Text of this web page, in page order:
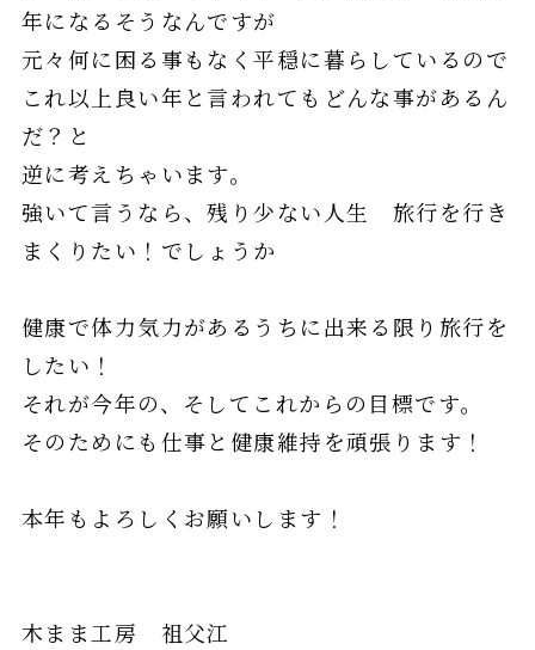
年になるそうなんですが
元々何に困る事もなく平穏に暮らしているので
これ以上良い年と言われてもどんな事があるん
だ？と
逆に考えちゃいます。
強いて言うなら、残り少ない人生 旅行を行き
まくりたい！でしょうか
健康で体力気力があるうちに出来る限り旅行を
したい！
それが今年の、そしてこれからの目標です。
そのためにも仕事と健康維持を頑張ります！
本年もよろしくお願いします！
木まま工房 祖父江